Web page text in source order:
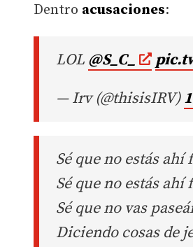
Dentro acusaciones:
LOL @S_C_
— Irv (@thisisIRV)
Sé que no estás
Sé que no estás
Sé que no vas
Diciendo cosas de